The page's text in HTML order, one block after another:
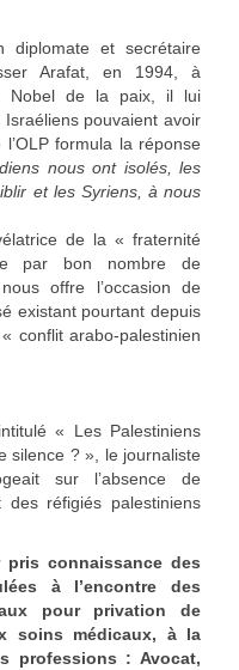
diplomate et secrétaire
Arafat, en 1994, à
Nobel de la paix, il lui
pouvaient avoir
formula la réponse
nous ont isolés, les
et les Syriens, à nous
de la « fraternité
par bon nombre de
offre l’occasion de
existant pourtant depuis
conflit arabo-palestinien
« Les Palestiniens
silence ? », le journaliste
sur l’absence de
réfigiés palestiniens
connaissance des
à l’encontre des
pour privation de
soins médicaux, à la
professions : Avocat,